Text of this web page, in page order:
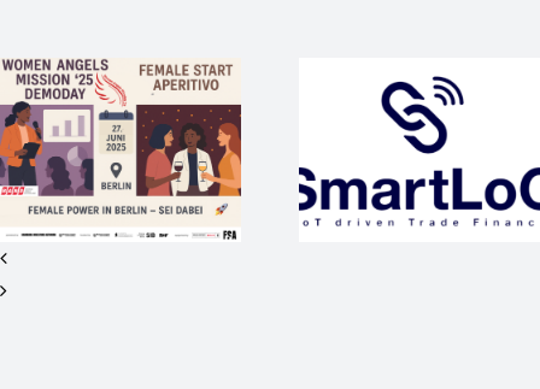
SmartLoC –
WEP-Startup
mit
internationaler
Vision sucht
Investor*innen
WAM25
wieder
beim